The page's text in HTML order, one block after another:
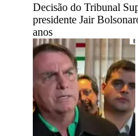
Decisão do Tribunal
presidente Jair
anos